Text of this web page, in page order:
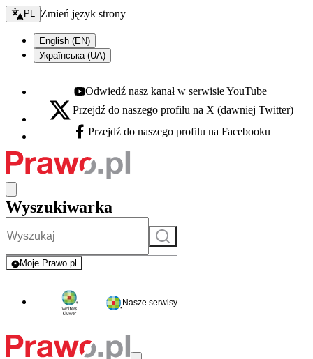
Zmień język - bieżący:
PL Zmień język strony
English (EN)
Українська (UA)
Youtube - otwiera się w nowej karcie
Odwiedź nasz kanał w serwisie YouTube
X - otwiera się w nowej karcie
Przejdź do naszego profilu na X (dawniej Twitter)
Facebook - otwiera się w nowej karcie
Przejdź do naszego profilu na Facebooku
Wyszukiwarka
Szukaj
Moje Prawo.pl
- rejestracja i logowanie do serwisu
Nasze serwisy